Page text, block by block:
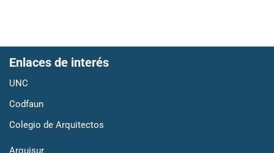
Enlaces de interés
UNC
Codfaun
Colegio de Arquitectos
Arquisur